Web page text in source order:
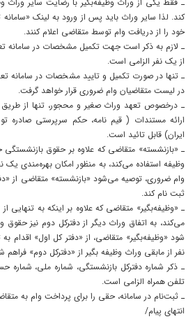
ـ فقط یکی از وراث وظیفه‌بگیر با رضایت سایر وراث
کند. لذا سایر وراث باید پس از ورود به لینک
خود را از دریافت وام توسط متقاضی اعلام کنند.
ـ لازم به ذکر است جهت تکمیل مشخصات در سامانه
از یک نفر الزامی است.
ـ تنها در صورت تکمیل و تایید مشخصات در سامانه
در لیست متقاضیان وام ضروری قرار خواهد گرفت.
ـ درخصوص تعهد وراث صغیر و محجور، تنها از طریق
ارائه مستندات ( قیم نامه، حکم سرپرستی صادره
ایران) قابل تائید است.
ـ «بازنشسته» متقاضی که علاوه بر حقوق بازنشستگی
وظیفه استفاده می‌کند، به منظور امکان بهره‌مندی یک
وام ضروری، توصیه می‌شود «بازنشسته» متقاضی از
ثبت نام کند.
ـ «وظیفه‌بگیر» متقاضی که علاوه بر اینکه به تنهایی
می‌کند، به اتفاق وراث دیگر از دفترکل دوم نیز
شود «وظیفه‌بگیر» متقاضی، از «دفتر کل اول» اقدام
نفر از مابقی وراث وظیفه بگیر از «دفترکل دوم» فراهم
ـ ذکر شماره دفترکل بازنشستگی، شماره ملی، شماره
تلفن همراه الزامی است.
ـ ثبت‌نام در سامانه، حقی را برای پرداخت وام به
انتهای پیام/